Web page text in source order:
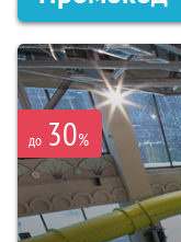
до 30%